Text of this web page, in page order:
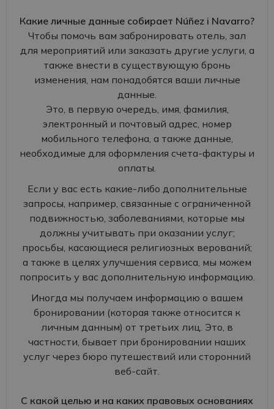
Какие личные данные собирает Núñez i Navarro?
Чтобы помочь вам забронировать отель, зал
для мероприятий или заказать другие услуги, а
также внести в существующую бронь
изменения, нам понадобятся ваши личные
данные.
Это, в первую очередь, имя, фамилия,
электронный и почтовый адрес, номер
мобильного телефона, а также данные,
необходимые для оформления счета-фактуры и
оплаты.
Если у вас есть какие-либо дополнительные
запросы, например, связанные с ограниченной
подвижностью, заболеваниями, которые мы
должны учитывать при оказании услуг;
просьбы, касающиеся религиозных верований;
а также в целях улучшения сервиса, мы можем
попросить у вас дополнительную информацию.
Иногда мы получаем информацию о вашем
бронировании (которая также относится к
личным данным) от третьих лиц. Это, в
частности, бывает при бронировании наших
услуг через бюро путешествий или сторонний
веб-сайт.
С какой целью и на каких правовых основаниях